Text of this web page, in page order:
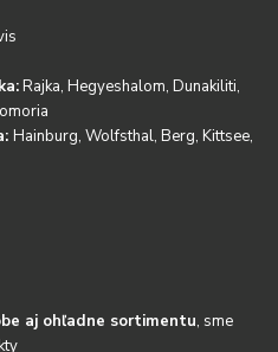
Rajka, Hegyeshalom, Dunakiliti,
Hainburg, Wolfsthal, Berg, Kittsee,
aj ohľadne sortimentu, sme